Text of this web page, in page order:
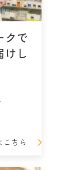
クで
し
こちら